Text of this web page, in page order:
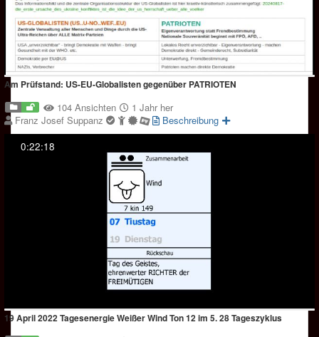
Am Prüfstand: US-EU-Globalisten gegenüber PATRIOTEN
104 Ansichten
1 Jahr her
Franz Josef Suppanz
Beschreibung
0:22:18
19 April 2022 Tagesenergie Weißer Wind Ton 12 im 5. 28 Tageszyklus